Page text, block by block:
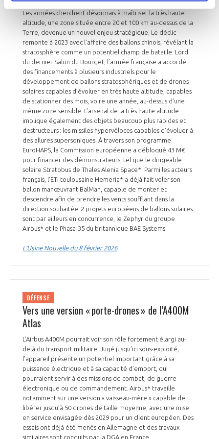
Les armées cherchent désormais à maîtriser la très haute
altitude, une zone située entre 20 et 100 km au-dessus de la
Terre, devenue un nouvel enjeu stratégique. Le déclic
remonte à 2023 avec l’affaire des ballons chinois, révélant la
stratosphère comme un potentiel champ de bataille. Lord
du dernier Salon du Bourget, l’armée française a accordé
des financements à plusieurs industriels pour le
développement de ballons stratosphériques et de drones
solaires capables d’évoluer en très haute altitude, capables
de stationner des mois, voire une année, au-dessus d’une
même zone sensible. L’arsenal de la très haute altitude
implique également des objets beaucoup plus rapides et
destructeurs : les missiles hypervéloces capables d’évoluer à
des allures supersoniques. À travers son programme
EuroHAPS, la Commission européenne a débloqué 43 M€
pour financer des démonstrateurs, tel que le dirigeable
solaire Stratobus de Thales Alenia Space*. Parmi les acteurs
français, l’ETI toulousaine Hemeria* a déjà fait voler son
ballon manœuvrant BalMan, capable de monter et
descendre afin de prendre les vents soufflant dans la
direction souhaitée. 2 projets européens de ballons solaires
sont par ailleurs en concurrence, le Zephyr du groupe
Airbus* et le Phasa-35 du britannique BAE Systems.
L’Usine Nouvelle du 8 février 2026
DÉFENSE
Vers une version « porte-drones » de l’A400M
Atlas
L’Airbus A400M pourrait voir son rôle fortement élargi au-
delà du transport militaire. Jugé jusqu’ici sous-exploité,
l’appareil présente un potentiel important grâce à sa
puissance électrique et à sa capacité d’emport, qui
pourraient servir à des missions de combat, de guerre
électronique ou de commandement. Airbus* travaille
notamment sur une version « vaisseau-mère » capable de
libérer jusqu’à 50 drones de taille moyenne, avec une mise
en service envisagée dès 2029 pour un client européen. Des
essais ont déjà été menés en Allemagne et des travaux
similaires sont conduits par la DGA en France.